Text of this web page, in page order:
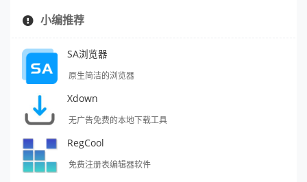
小编推荐
SA浏览器
原生简洁的浏览器
Xdown
无广告免费的本地下载工具
RegCool
免费注册表编辑器软件